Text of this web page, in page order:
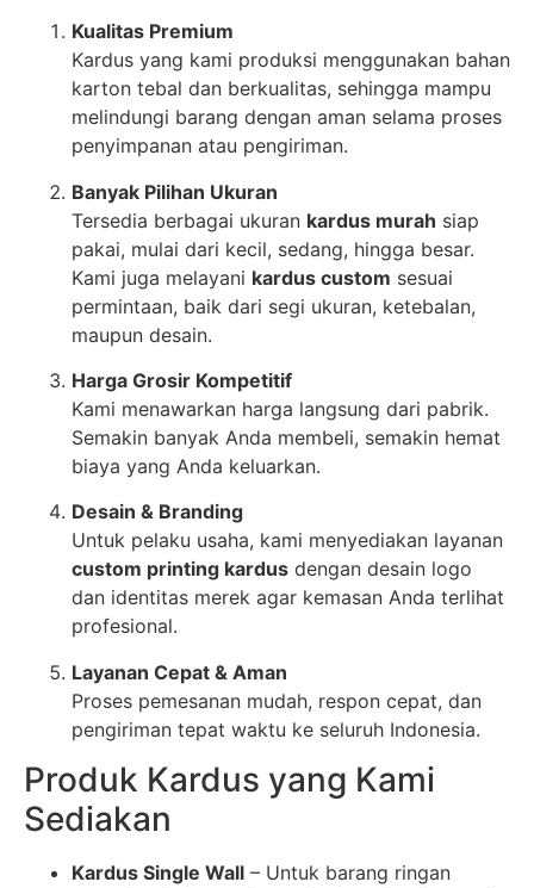
Kualitas Premium
Kardus yang kami produksi menggunakan bahan
karton tebal dan berkualitas, sehingga mampu
melindungi barang dengan aman selama proses
penyimpanan atau pengiriman.
Banyak Pilihan Ukuran
Tersedia berbagai ukuran kardus murah siap
pakai, mulai dari kecil, sedang, hingga besar.
Kami juga melayani kardus custom sesuai
permintaan, baik dari segi ukuran, ketebalan,
maupun desain.
Harga Grosir Kompetitif
Kami menawarkan harga langsung dari pabrik.
Semakin banyak Anda membeli, semakin hemat
biaya yang Anda keluarkan.
Desain & Branding
Untuk pelaku usaha, kami menyediakan layanan
custom printing kardus dengan desain logo
dan identitas merek agar kemasan Anda terlihat
profesional.
Layanan Cepat & Aman
Proses pemesanan mudah, respon cepat, dan
pengiriman tepat waktu ke seluruh Indonesia.
Produk Kardus yang Kami
Sediakan
Kardus Single Wall – Untuk barang ringan